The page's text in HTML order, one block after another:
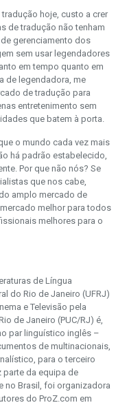
hoje, custo a crer
de tradução não tenham
gerenciamento dos
sem usar legendadores
em tempo quanto em
de legendadora, me
de tradução para
entretenimento sem
que batem à porta.
o mundo cada vez mais
há padrão estabelecido,
Por que não nós? Se
que nos cabe,
amplo mercado de
melhor para todos
melhores para o
de Língua
do Rio de Janeiro (UFRJ)
e Televisão pela
de Janeiro (PUC/RJ) é,
par linguístico inglês –
de multinacionais,
para o terceiro
parte da equipa de
no Brasil, foi organizadora
do ProZ.com em